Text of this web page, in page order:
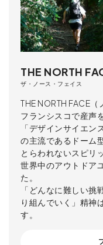
THE NORTH
ザ・ノース・フェイス
THE NORTH FACE
フランシスコで産声
「デザインサイエン
の主流であるドーム
とらわれないスピリ
世界中のアウトドア
た。
「どんなに難しい挑
り組んでいく」精神
す。